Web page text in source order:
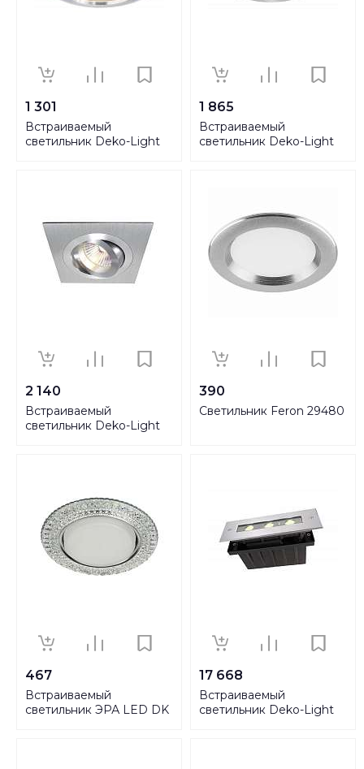
1 301
Встраиваемый
светильник Deko-Light
1 865
Встраиваемый
светильник Deko-Light
2 140
Встраиваемый
светильник Deko-Light
390
Светильник Feron 29480
467
Встраиваемый
светильник ЭРА LED DK
17 668
Встраиваемый
светильник Deko-Light